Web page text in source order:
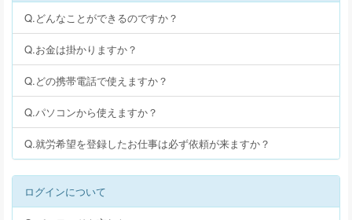
Q.どんなことができるのですか？
Q.お金は掛かりますか？
Q.どの携帯電話で使えますか？
Q.パソコンから使えますか？
Q.就労希望を登録したお仕事は必ず依頼が来ますか？
ログインについて